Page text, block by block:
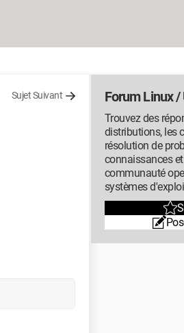
Sujet Suivant Forum Linux /
Trouvez des
distributions, les
résolution de
connaissances
communauté
systèmes